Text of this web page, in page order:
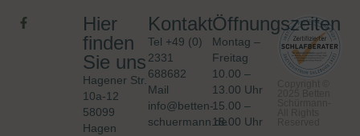
Öffnungszeiten
Montag –
Freitag
10.00 –
13.00 Uhr
15.00 –
18.00 Uhr
Kontakt
Tel +49 (0)
2331
688682
Mail
info@betten-
schuermann.de
Hier
finden
Sie uns
Hagener Str.
10a-12
58099
Hagen